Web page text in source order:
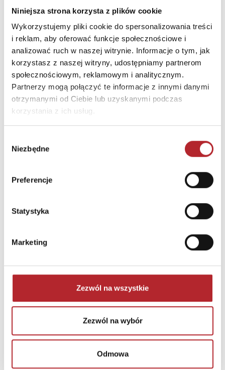
Niniejsza strona korzysta z plików cookie
Wykorzystujemy pliki cookie do spersonalizowania treści
i reklam, aby oferować funkcje społecznościowe i
analizować ruch w naszej witrynie. Informacje o tym, jak
korzystasz z naszej witryny, udostępniamy partnerom
społecznościowym, reklamowym i analitycznym.
Partnerzy mogą połączyć te informacje z innymi danymi
otrzymanymi od Ciebie lub uzyskanymi podczas
korzystania z ich usług.
zgody
Niezbędne
Preferencje
Statystyka
Marketing
Zezwól na wszystkie
Zezwól na wybór
Odmowa
E-mail
trefl@trefl.com
INNI KLIENCI KUPOWALI
NAJCZĘŚCIEJ KUPOWANE
TOP 100